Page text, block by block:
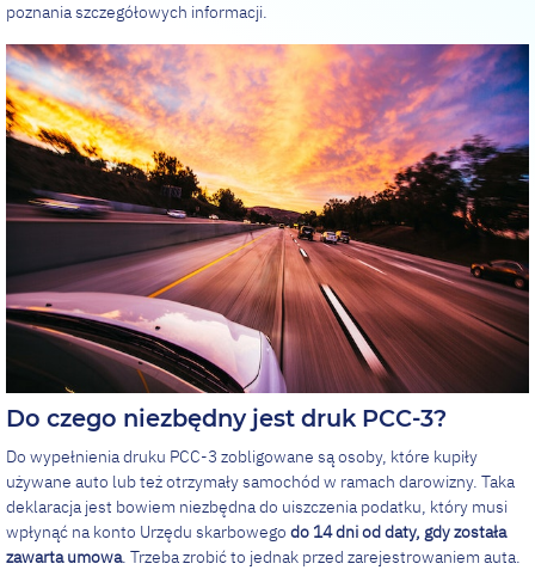
poznania szczegółowych informacji.
Do czego niezbędny jest druk PCC-3?
Do wypełnienia druku PCC-3 zobligowane są osoby, które kupiły
używane auto lub też otrzymały samochód w ramach darowizny. Taka
deklaracja jest bowiem niezbędna do uiszczenia podatku, który musi
wpłynąć na konto Urzędu skarbowego do 14 dni od daty, gdy została
zawarta umowa. Trzeba zrobić to jednak przed zarejestrowaniem auta.